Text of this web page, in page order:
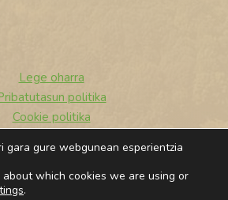
© 2026 Sortetxea
Lege oharra
politika
Cookie politika
gara gure webgunean esperientzia
which cookies we are using or
.